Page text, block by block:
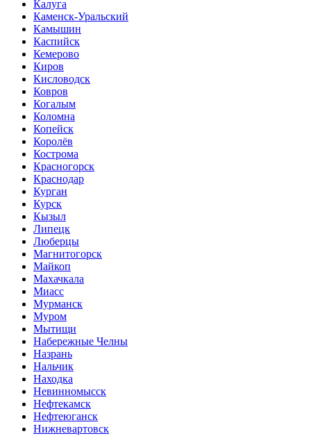
Калуга
Каменск-Уральский
Камышин
Каспийск
Кемерово
Киров
Кисловодск
Ковров
Когалым
Коломна
Копейск
Королёв
Кострома
Красногорск
Краснодар
Курган
Курск
Кызыл
Липецк
Люберцы
Магнитогорск
Майкоп
Махачкала
Миасс
Мурманск
Муром
Мытищи
Набережные Челны
Назрань
Нальчик
Находка
Невинномысск
Нефтекамск
Нефтеюганск
Нижневартовск